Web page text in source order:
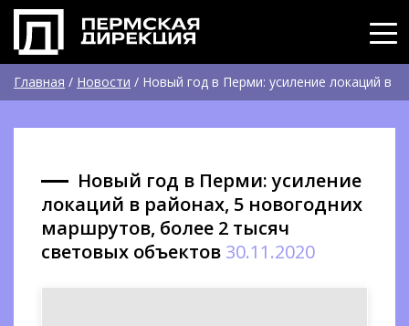
Главная / Новости / Новый год в Перми: усиление локаций в
Новый год в Перми: усиление
локаций в районах, 5 новогодних
маршрутов, более 2 тысяч
световых объектов 30.11.2020